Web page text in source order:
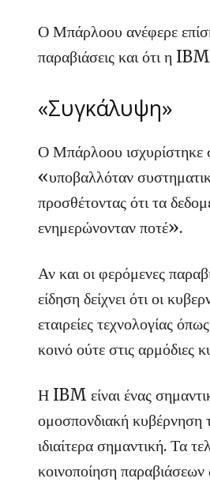
Ο Μπάρλοου ανέφερε
παραβιάσεις και ότι η
«Συγκάλυψη»
Ο Μπάρλοου ισχυρίστηκε
«υποβαλλόταν
προσθέτοντας ότι τα
ενημερώνονταν ποτέ».
Αν και οι φερόμενες
είδηση δείχνει ότι οι
εταιρείες τεχνολογίας
κοινό ούτε στις αρμόδιες
Η IBM είναι ένας
ομοσπονδιακή
ιδιαίτερα σημαντική. Τα
κοινοποίηση